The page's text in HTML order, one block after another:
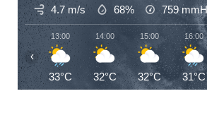
4.7 m/s 68% 759
13:00
33°C
14:00
32°C
15:00
32°C
16:00
31°C
‹